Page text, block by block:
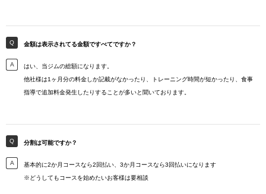
金額は表示されてる金額ですべてですか？
はい、当ジムの総額になります。
他社様は1ヶ月分の料金しか記載がなかったり、トレーニング時間が短かったり、食事
指導で追加料金発生したりすることが多いと聞いております。
分割は可能ですか？
基本的に2か月コースなら2回払い、3か月コースなら3回払いになります
※どうしてもコースを始めたいお客様は要相談